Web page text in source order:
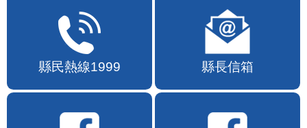
縣民熱線1999 縣長信箱